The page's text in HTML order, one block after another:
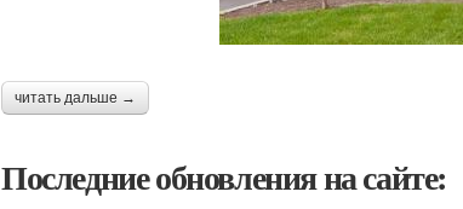
читать дальше →
Последние обновления на сайте: